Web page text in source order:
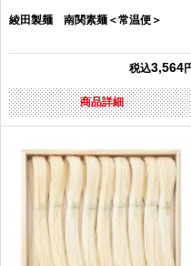
綾田製麺 南関素麺＜常温便＞
税込3,564
商品詳細